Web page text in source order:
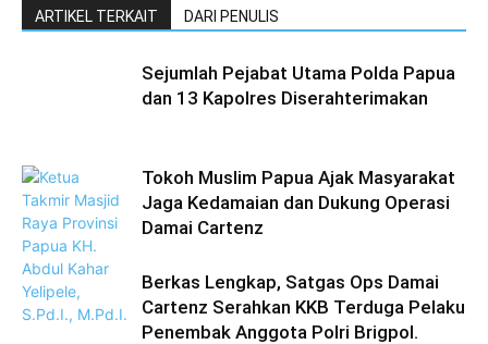
ARTIKEL TERKAIT DARI PENULIS
Sejumlah Pejabat Utama Polda Papua
dan 13 Kapolres Diserahterimakan
Tokoh Muslim Papua Ajak Masyarakat
Jaga Kedamaian dan Dukung Operasi
Damai Cartenz
Berkas Lengkap, Satgas Ops Damai
Cartenz Serahkan KKB Terduga Pelaku
Penembak Anggota Polri Brigpol.